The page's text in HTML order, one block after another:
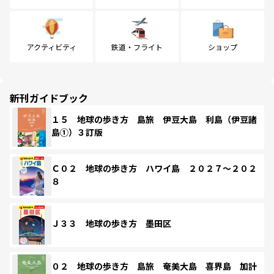
アクティビティ 鉄道・フライト ショップ
新刊ガイドブック
１５ 地球の歩き方 島旅 伊豆大島 利島（伊豆諸
島①）３訂版
Ｃ０２ 地球の歩き方 ハワイ島 ２０２７～２０２
８
Ｊ３３ 地球の歩き方 墨田区
０２ 地球の歩き方 島旅 奄美大島 喜界島 加計